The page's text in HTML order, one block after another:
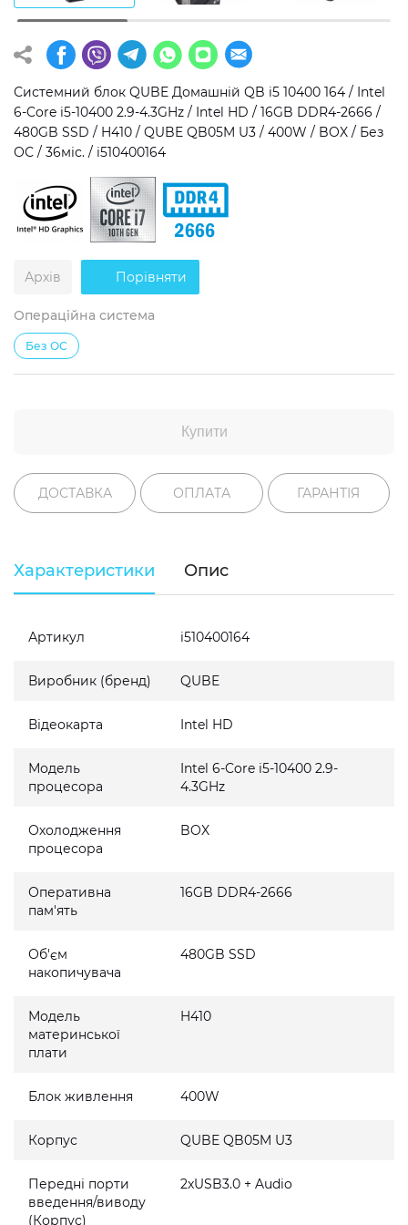
Операційна система
Windows 11 Home
Windows 11 Pro
Без ОС
Тип накопичувача
SSD
HDD
SSD + HDD
Додатково
RGB-підсвічування
Розблокований множник CPU
Надшвидкий M.2 SSD NVME
Системний блок QUBE Домашній QB i5 10400 164 / Intel
6-Core i5-10400 2.9-4.3GHz / Intel HD / 16GB DDR4-2666 /
480GB SSD / H410 / QUBE QB05M U3 / 400W / BOX / Без
ОС / 36міс. / i510400164
Архів Порівняти
Операційна система
Без ОС
Купити
ДОСТАВКА ОПЛАТА ГАРАНТІЯ
Характеристики Опис
Артикул i510400164
Виробник (бренд) QUBE
Відеокарта Intel HD
Модель
процесора
Intel 6-Core i5-10400 2.9-
4.3GHz
Охолодження
процесора
BOX
Оперативна
пам'ять
16GB DDR4-2666
Об'єм
накопичувача
480GB SSD
Модель
материнської
плати
H410
Блок живлення 400W
Корпус QUBE QB05M U3
Передні порти
введення/виводу
(Корпус)
2xUSB3.0 + Audio